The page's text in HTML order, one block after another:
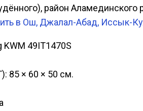
район Аламединского
в Ош, Джалал-Абад, Иссык-
49IT1470S
85 × 60 × 50 см.